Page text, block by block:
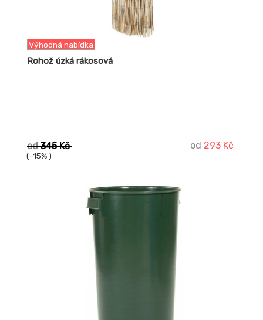
Výhodná nabídka
Rohož úzká rákosová
od345 Kč
(-15% )
od 293 Kč